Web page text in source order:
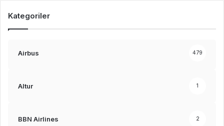
Kategoriler
Airbus 479
Altur 1
BBN Airlines 2